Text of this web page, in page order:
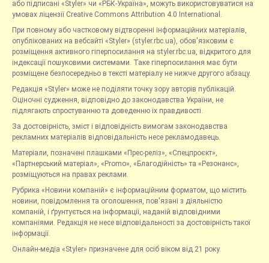
або підписані «Styler» чи «РБК-Україна», можуть використовуватися на
умовах ліцензії Creative Commons Attribution 4.0 International.
При повному або частковому відтворенні інформаційних матеріалів,
опублікованих на вебсайті «Styler» (styler.rbc.ua), обов'язковим є
розміщення активного гіперпосилання на styler.rbc.ua, відкритого для
індексації пошуковими системами. Таке гіперпосилання має бути
розміщене безпосередньо в тексті матеріалу не нижче другого абзацу.
Редакція «Styler» може не поділяти точку зору авторів публікацій.
Оціночні судження, відповідно до законодавства України, не
підлягають спростуванню та доведенню їх правдивості.
За достовірність, зміст і відповідність вимогам законодавства
рекламних матеріалів відповідальність несе рекламодавець.
Матеріали, позначені плашками «Прес-реліз», «Спецпроєкт»,
«Партнерський матеріал», «Promo», «Благодійність» та «Резонанс»,
розміщуються на правах реклами.
Рубрика «Новини компаній» є інформаційним форматом, що містить
новини, повідомлення та оголошення, пов'язані з діяльністю
компаній, і ґрунтується на інформації, наданій відповідними
компаніями. Редакція не несе відповідальності за достовірність такої
інформації.
Онлайн-медіа «Styler» призначене для осіб віком від 21 року.